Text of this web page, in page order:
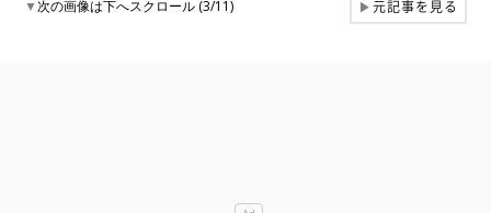
▼次の画像は下へスクロール (3/11) ▶元記事を見る